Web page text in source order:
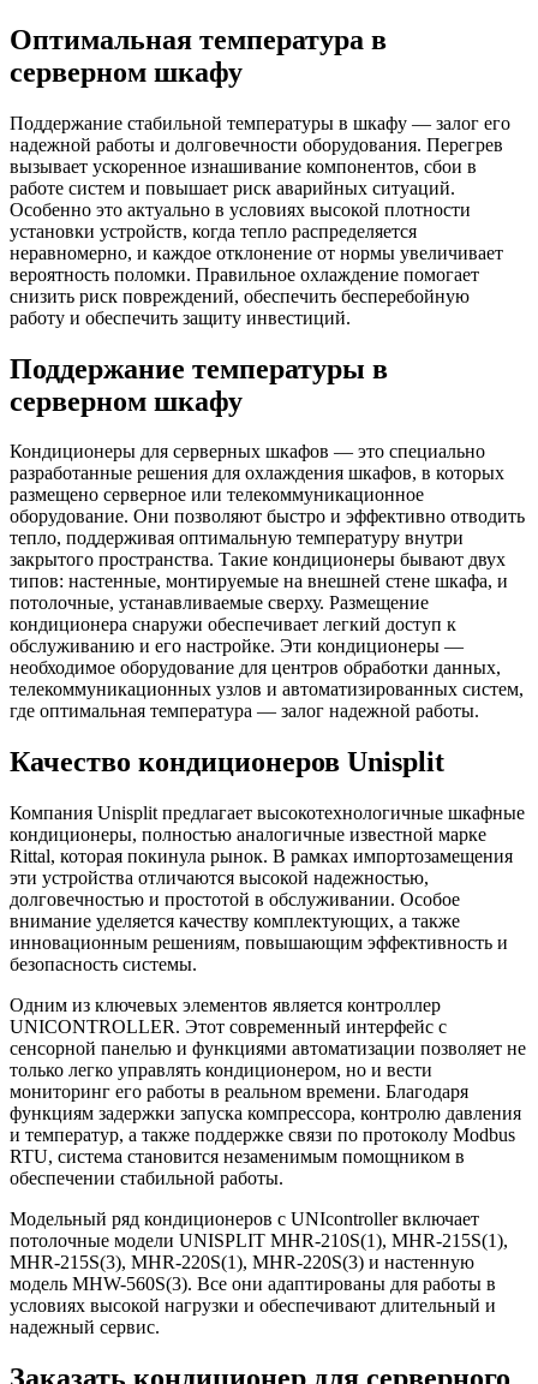
Оптимальная температура в
серверном шкафу
Поддержание стабильной температуры в шкафу — залог его
надежной работы и долговечности оборудования. Перегрев
вызывает ускоренное изнашивание компонентов, сбои в
работе систем и повышает риск аварийных ситуаций.
Особенно это актуально в условиях высокой плотности
установки устройств, когда тепло распределяется
неравномерно, и каждое отклонение от нормы увеличивает
вероятность поломки. Правильное охлаждение помогает
снизить риск повреждений, обеспечить бесперебойную
работу и обеспечить защиту инвестиций.
Поддержание температуры в
серверном шкафу
Кондиционеры для серверных шкафов — это специально
разработанные решения для охлаждения шкафов, в которых
размещено серверное или телекоммуникационное
оборудование. Они позволяют быстро и эффективно отводить
тепло, поддерживая оптимальную температуру внутри
закрытого пространства. Такие кондиционеры бывают двух
типов: настенные, монтируемые на внешней стене шкафа, и
потолочные, устанавливаемые сверху. Размещение
кондиционера снаружи обеспечивает легкий доступ к
обслуживанию и его настройке. Эти кондиционеры —
необходимое оборудование для центров обработки данных,
телекоммуникационных узлов и автоматизированных систем,
где оптимальная температура — залог надежной работы.
Качество кондиционеров Unisplit
Компания Unisplit предлагает высокотехнологичные шкафные
кондиционеры, полностью аналогичные известной марке
Rittal, которая покинула рынок. В рамках импортозамещения
эти устройства отличаются высокой надежностью,
долговечностью и простотой в обслуживании. Особое
внимание уделяется качеству комплектующих, а также
инновационным решениям, повышающим эффективность и
безопасность системы.
Одним из ключевых элементов является контроллер
UNICONTROLLER. Этот современный интерфейс с
сенсорной панелью и функциями автоматизации позволяет не
только легко управлять кондиционером, но и вести
мониторинг его работы в реальном времени. Благодаря
функциям задержки запуска компрессора, контролю давления
и температур, а также поддержке связи по протоколу Modbus
RTU, система становится незаменимым помощником в
обеспечении стабильной работы.
Модельный ряд кондиционеров с UNIcontroller включает
потолочные модели UNISPLIT MHR-210S(1), MHR-215S(1),
MHR-215S(3), MHR-220S(1), MHR-220S(3) и настенную
модель MHW-560S(3). Все они адаптированы для работы в
условиях высокой нагрузки и обеспечивают длительный и
надежный сервис.